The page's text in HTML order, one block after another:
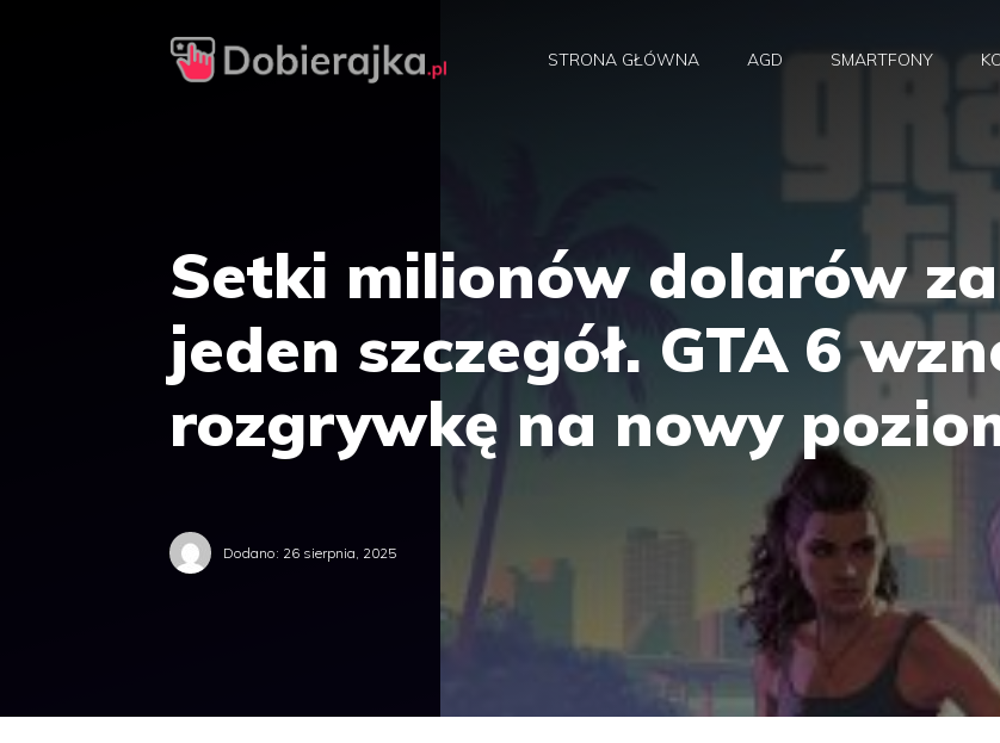
STRONA GŁÓWNA AGD SMARTFONY
Setki milionów dolarów za
jeden szczegół. GTA 6
rozgrywkę na nowy
Dodano: 26 sierpnia, 2025